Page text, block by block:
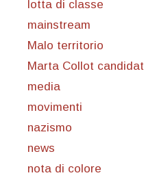
lotta di classe
mainstream
Malo territorio
Marta Collot
media
movimenti
nazismo
news
nota di colore